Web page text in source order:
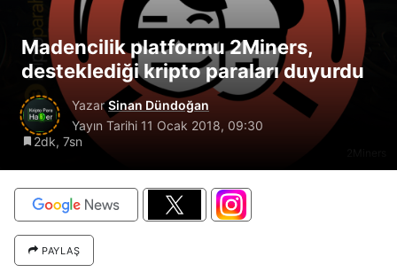
Madencilik platformu 2Miners,
desteklediği kripto paraları duyurdu
YazarSinan Dündoğan
Yayın Tarihi 11 Ocak 2018, 09:30
2dk, 7sn
PAYLAŞ